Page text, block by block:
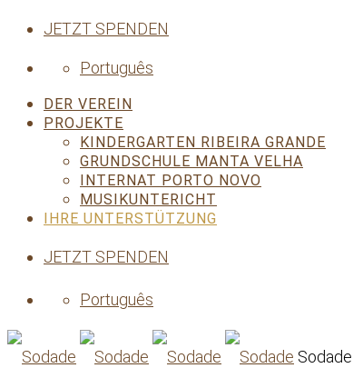
JETZT SPENDEN
Português
DER VEREIN
PROJEKTE
KINDERGARTEN RIBEIRA GRANDE
GRUNDSCHULE MANTA VELHA
INTERNAT PORTO NOVO
MUSIKUNTERICHT
IHRE UNTERSTÜTZUNG
JETZT SPENDEN
Português
Sodade